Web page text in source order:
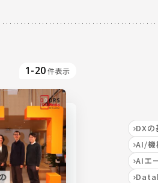
1-20件表示
DXの
AI/機
AIエ